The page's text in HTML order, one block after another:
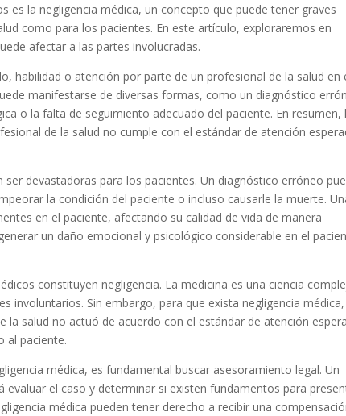
es la negligencia médica, un concepto que puede tener graves
como para los pacientes. En este artículo, exploraremos en
afectar a las partes involucradas.
habilidad o atención por parte de un profesional de la salud en
manifestarse de diversas formas, como un diagnóstico
o la falta de seguimiento adecuado del paciente. En resumen,
de la salud no cumple con el estándar de atención
devastadoras para los pacientes. Un diagnóstico erróneo
la condición del paciente o incluso causarle la muerte.
en el paciente, afectando su calidad de vida de manera
un daño emocional y psicológico considerable en el
constituyen negligencia. La medicina es una ciencia
involuntarios. Sin embargo, para que exista negligencia médica,
salud no actuó de acuerdo con el estándar de atención
al paciente.
médica, es fundamental buscar asesoramiento legal. Un
evaluar el caso y determinar si existen fundamentos para
médica pueden tener derecho a recibir una